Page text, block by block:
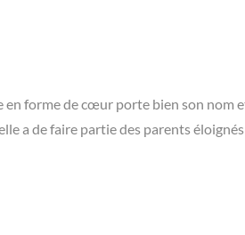
en forme de cœur porte bien son
a de faire partie des parents